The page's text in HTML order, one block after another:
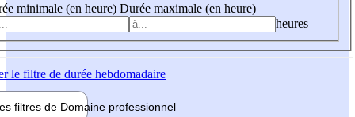
minimale (en heure) Durée maximale (en heure)
heures
le filtre de durée hebdomadaire
filtres de Domaine professionnel